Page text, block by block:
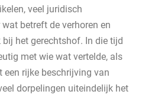
veel juridisch
betreft de verhoren en
het gerechtshof. In die tijd
met wie wat vertelde, als
rijke beschrijving van
dorpelingen uiteindelijk het